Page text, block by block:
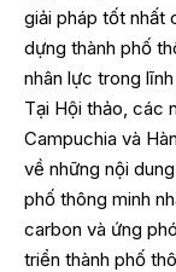
giải pháp tốt nhất
dựng thành phố
nhân lực trong
Tại Hội thảo, các
Campuchia và
về những nội
phố thông minh
carbon và ứng
triển thành phố